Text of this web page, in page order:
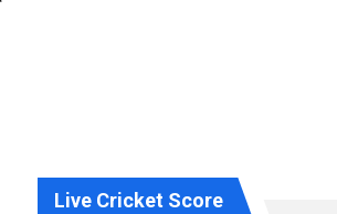
Live Cricket Score